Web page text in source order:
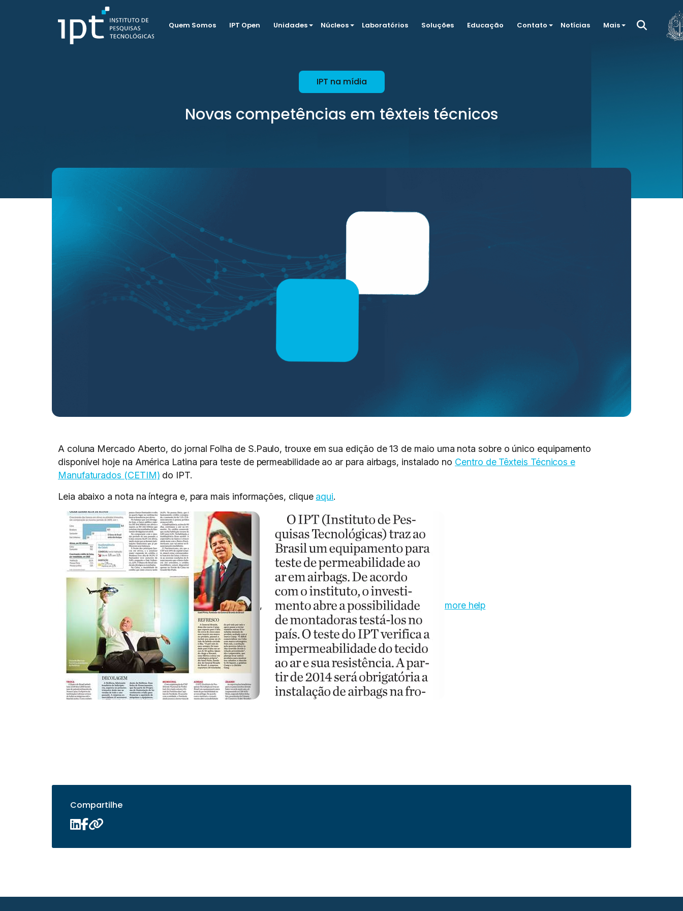
Quem Somos IPT Open Unidades Núcleos Laboratórios Soluções Educação Contato Notícias Mais
IPT na mídia
Novas competências em têxteis técnicos
A coluna Mercado Aberto, do jornal Folha de S.Paulo, trouxe em sua edição de 13 de maio uma nota sobre o único equipamento
disponível hoje na América Latina para teste de permeabilidade ao ar para airbags, instalado no Centro de Têxteis Técnicos e
Manufaturados (CETIM) do IPT.
Leia abaixo a nota na íntegra e, para mais informações, clique aqui.
, more help
Compartilhe